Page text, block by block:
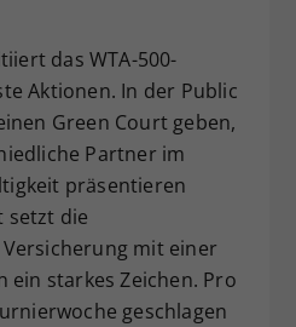
das WTA-500-
Aktionen. In der Public
Green Court geben,
Partner im
präsentieren
setzt die
mit einer
ein starkes Zeichen. Pro
geschlagen